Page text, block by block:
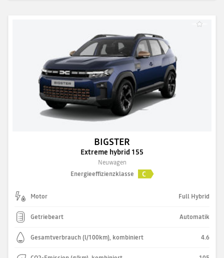
BIGSTER
Extreme hybrid 155
Neuwagen
Energieeffizienzklasse
C
Motor Full Hybrid
Getriebeart Automatik
Gesamtverbrauch (l/100km), kombiniert 4.6